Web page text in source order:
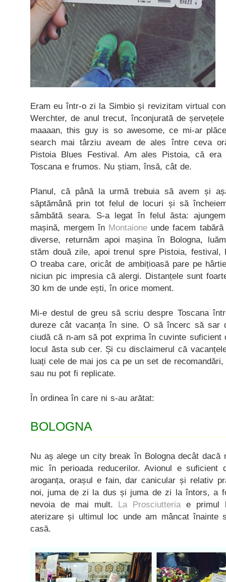
Eram eu într-o zi la Simbio și revizitam virtual
Werchter, de anul trecut, înconjurată de
maaaan, this guy is so awesome, ce mi-ar
search mai târziu aveam de ales între ceva
Pistoia Blues Festival. Am ales Pistoia, că
Toscana e frumos. Nu știam, însă, cât de.
Planul, că până la urmă trebuia să avem și
săptămână prin tot felul de locuri și să
sâmbătă seara. S-a legat în felul ăsta:
mașină, mergem în Montaione unde facem
diverse, returnăm apoi mașina în Bologna,
stăm două zile, apoi trenul spre Pistoia, festival,
O treaba care, oricât de ambițioasă pare pe
niciun pic impresia că alergi. Distanțele sunt
30 km de unde ești, în orice moment.
Mi-e destul de greu să scriu despre Toscana
dureze cât vacanța în sine. O să încerc să sar
ciudă că n-am să pot exprima în cuvinte suficient
locul ăsta sub cer. Și cu disclaimerul că
luați cele de mai jos ca pe un set de
sau nu pot fi replicate.
În ordinea în care ni s-au arătat:
BOLOGNA
Nu aș alege un city break în Bologna decât dacă
mic în perioada reducerilor. Avionul e
aroganța, orașul e fain, dar canicular și relativ
noi, juma de zi la dus și juma de zi la întors, a
nevoia de mai mult. La Prosciutteriae primul
aterizare și ultimul loc unde am mâncat înainte
casă.